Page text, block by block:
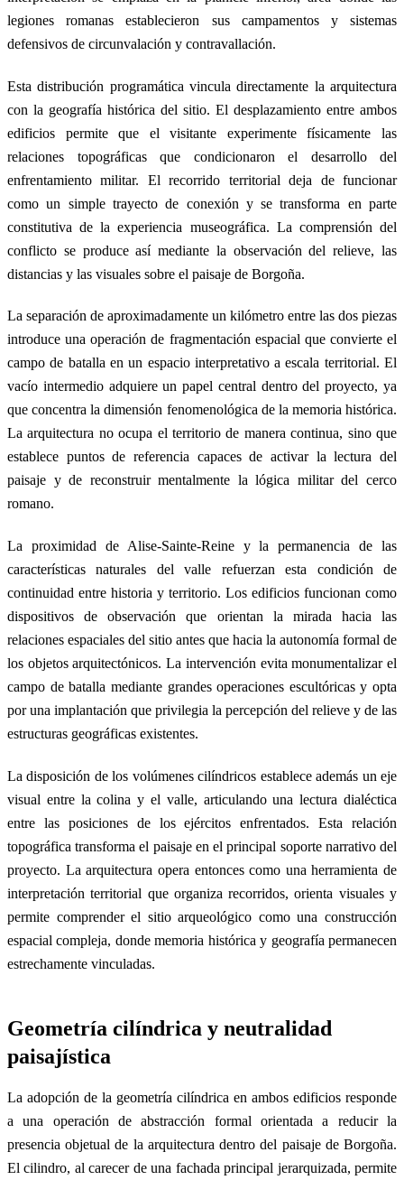
legiones romanas establecieron sus campamentos y sistemas
defensivos de circunvalación y contravallación.
Esta distribución programática vincula directamente la arquitectura
con la geografía histórica del sitio. El desplazamiento entre ambos
edificios permite que el visitante experimente físicamente las
relaciones topográficas que condicionaron el desarrollo del
enfrentamiento militar. El recorrido territorial deja de funcionar
como un simple trayecto de conexión y se transforma en parte
constitutiva de la experiencia museográfica. La comprensión del
conflicto se produce así mediante la observación del relieve, las
distancias y las visuales sobre el paisaje de Borgoña.
La separación de aproximadamente un kilómetro entre las dos piezas
introduce una operación de fragmentación espacial que convierte el
campo de batalla en un espacio interpretativo a escala territorial. El
vacío intermedio adquiere un papel central dentro del proyecto, ya
que concentra la dimensión fenomenológica de la memoria histórica.
La arquitectura no ocupa el territorio de manera continua, sino que
establece puntos de referencia capaces de activar la lectura del
paisaje y de reconstruir mentalmente la lógica militar del cerco
romano.
La proximidad de Alise-Sainte-Reine y la permanencia de las
características naturales del valle refuerzan esta condición de
continuidad entre historia y territorio. Los edificios funcionan como
dispositivos de observación que orientan la mirada hacia las
relaciones espaciales del sitio antes que hacia la autonomía formal de
los objetos arquitectónicos. La intervención evita monumentalizar el
campo de batalla mediante grandes operaciones escultóricas y opta
por una implantación que privilegia la percepción del relieve y de las
estructuras geográficas existentes.
La disposición de los volúmenes cilíndricos establece además un eje
visual entre la colina y el valle, articulando una lectura dialéctica
entre las posiciones de los ejércitos enfrentados. Esta relación
topográfica transforma el paisaje en el principal soporte narrativo del
proyecto. La arquitectura opera entonces como una herramienta de
interpretación territorial que organiza recorridos, orienta visuales y
permite comprender el sitio arqueológico como una construcción
espacial compleja, donde memoria histórica y geografía permanecen
estrechamente vinculadas.
Geometría cilíndrica y neutralidad
paisajística
La adopción de la geometría cilíndrica en ambos edificios responde
a una operación de abstracción formal orientada a reducir la
presencia objetual de la arquitectura dentro del paisaje de Borgoña.
El cilindro, al carecer de una fachada principal jerarquizada, permite